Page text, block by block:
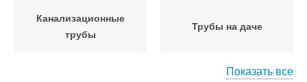
Канализационные
трубы
Трубы на даче
Показать все